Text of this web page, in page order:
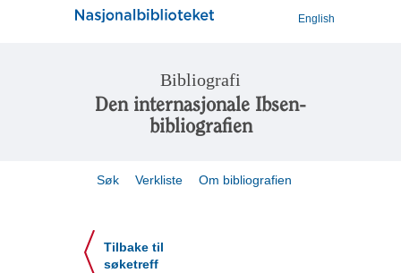
English
Bibliografi
Den internasjonale Ibsen-
bibliografien
Søk Verkliste Om bibliografien
Tilbake til
søketreff